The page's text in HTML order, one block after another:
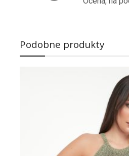
Podobne produkty